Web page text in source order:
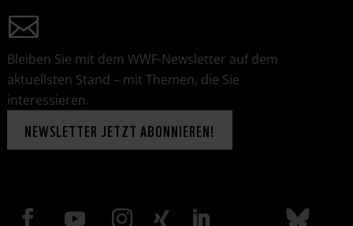
Bleiben Sie mit dem WWF-Newsletter auf dem
aktuellsten Stand – mit Themen, die Sie
interessieren.
NEWSLETTER JETZT ABONNIEREN!